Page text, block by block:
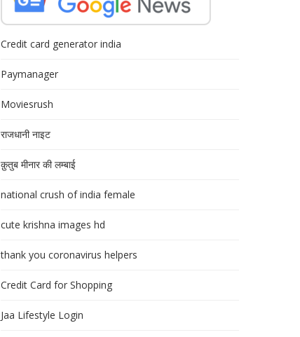
Credit card generator india
Paymanager
Moviesrush
राजधानी नाइट
क़ुतुब मीनार की लम्बाई
national crush of india female
cute krishna images hd
thank you coronavirus helpers
Credit Card for Shopping
Jaa Lifestyle Login